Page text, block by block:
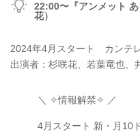
22:00〜『アンメット
花）
2024年4月スタート カンテ
出演者：杉咲花、若葉竜也、
＼ ✧情報解禁✧ ／
4月スタート 新・月10